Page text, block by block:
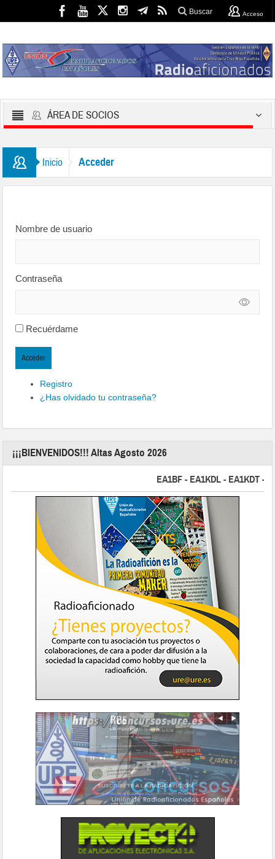
Buscar Acceso
ÁREA DE SOCIOS
Inicio Acceder
Nombre de usuario
Contraseña
Recuérdame
Acceder
Registro
¿Has olvidado tu contraseña?
¡¡¡BIENVENIDOS!!! Altas Agosto 2026
EA1BF - EA1KDL - EA1KDT -